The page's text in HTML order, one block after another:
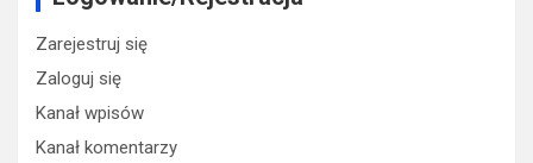
Zarejestruj się
Zaloguj się
Kanał wpisów
Kanał komentarzy